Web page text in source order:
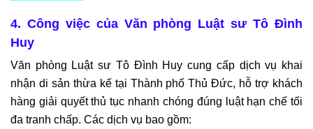
vụ
luật
sư
bào
chữa
án
hình
4. Công việc của Văn phòng Luật sư Tô Đình
Huy
Văn phòng Luật sư Tô Đình Huy cung cấp dịch vụ khai
nhận di sản thừa kế tại Thành phố Thủ Đức, hỗ trợ khách
hàng giải quyết thủ tục nhanh chóng đúng luật hạn chế tối
đa tranh chấp. Các dịch vụ bao gồm: